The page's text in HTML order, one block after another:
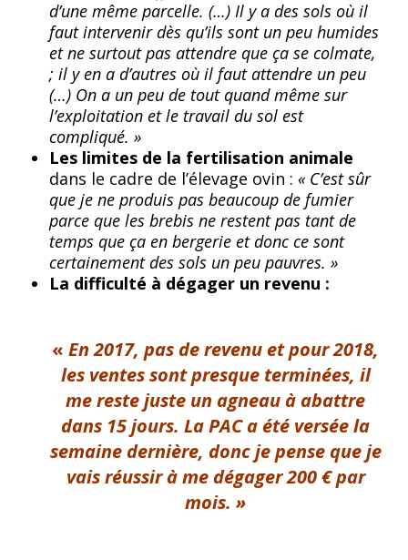
d’une même parcelle. (…) Il y a des sols où il
faut intervenir dès qu’ils sont un peu humides
et ne surtout pas attendre que ça se colmate,
; il y en a d’autres où il faut attendre un peu
(…) On a un peu de tout quand même sur
l’exploitation et le travail du sol est
compliqué. »
Les limites de la fertilisation animale
dans le cadre de l’élevage ovin : « C’est sûr
que je ne produis pas beaucoup de fumier
parce que les brebis ne restent pas tant de
temps que ça en bergerie et donc ce sont
certainement des sols un peu pauvres. »
La difficulté à dégager un revenu :
« En 2017, pas de revenu et pour 2018,
les ventes sont presque terminées, il
me reste juste un agneau à abattre
dans 15 jours. La PAC a été versée la
semaine dernière, donc je pense que je
vais réussir à me dégager 200 € par
mois. »